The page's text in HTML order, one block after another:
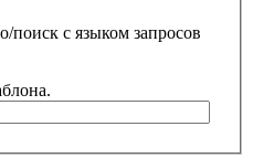
поиск с языком запросов